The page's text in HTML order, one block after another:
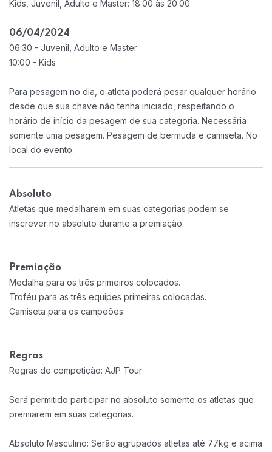
Kids, Juvenil, Adulto e Master: 18:00 às 20:00
06/04/2024
06:30 - Juvenil, Adulto e Master
10:00 - Kids
Para pesagem no dia, o atleta poderá pesar qualquer horário
desde que sua chave não tenha iniciado, respeitando o
horário de início da pesagem de sua categoria. Necessária
somente uma pesagem. Pesagem de bermuda e camiseta. No
local do evento.
Absoluto
Atletas que medalharem em suas categorias podem se
inscrever no absoluto durante a premiação.
Premiação
Medalha para os três primeiros colocados.
Troféu para as três equipes primeiras colocadas.
Camiseta para os campeões.
Regras
Regras de competição: AJP Tour
Será permitido participar no absoluto somente os atletas que
premiarem em suas categorias.
Absoluto Masculino: Serão agrupados atletas até 77kg e acima